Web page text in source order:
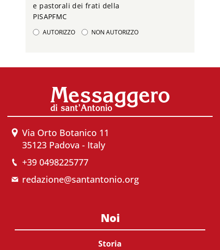
e pastorali dei frati della
PISAPFMC
AUTORIZZO NON AUTORIZZO
Via Orto Botanico 11
35123 Padova - Italy
+39 0498225777
redazione@santantonio.org
Noi
Storia